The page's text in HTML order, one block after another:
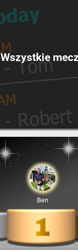
Wszystkie
Ben